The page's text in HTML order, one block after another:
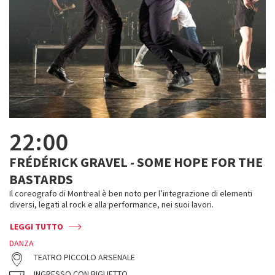
22:00
FRÉDÉRICK GRAVEL - SOME HOPE FOR THE
BASTARDS
Il coreografo di Montreal è ben noto per l’integrazione di elementi
diversi, legati al rock e alla performance, nei suoi lavori.
LEGGI TUTTO
DANZA
TEATRO PICCOLO ARSENALE